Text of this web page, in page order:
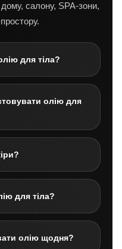
салону, SPA-зони,
для тіла?
олію для
для тіла?
олію щодня?